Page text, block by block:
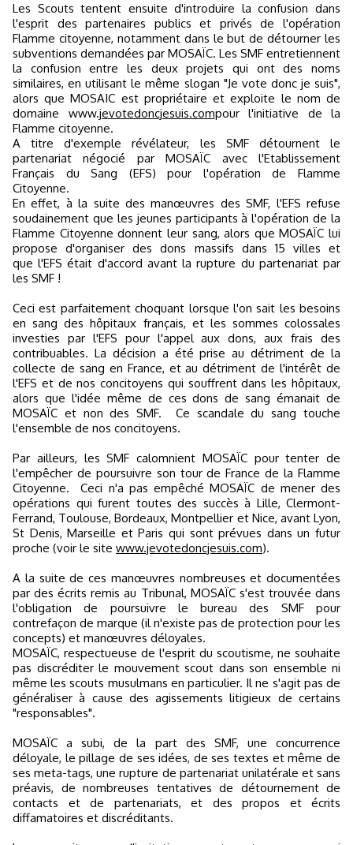
Les Scouts tentent ensuite d'introduire la confusion dans
l'esprit des partenaires publics et privés de l'opération
Flamme citoyenne, notamment dans le but de détourner les
subventions demandées par MOSAÏC. Les SMF entretiennent
la confusion entre les deux projets qui ont des noms
similaires, en utilisant le même slogan "Je vote donc je suis",
alors que MOSAIC est propriétaire et exploite le nom de
domaine www.jevotedoncjesuis.compour l'initiative de la
Flamme citoyenne.
A titre d'exemple révélateur, les SMF détournent le
partenariat négocié par MOSAÏC avec l'Etablissement
Français du Sang (EFS) pour l'opération de Flamme
Citoyenne.
En effet, à la suite des manœuvres des SMF, l'EFS refuse
soudainement que les jeunes participants à l'opération de la
Flamme Citoyenne donnent leur sang, alors que MOSAÏC lui
propose d'organiser des dons massifs dans 15 villes et
que l'EFS était d'accord avant la rupture du partenariat par
les SMF !
Ceci est parfaitement choquant lorsque l'on sait les besoins
en sang des hôpitaux français, et les sommes colossales
investies par l'EFS pour l'appel aux dons, aux frais des
contribuables. La décision a été prise au détriment de la
collecte de sang en France, et au détriment de l'intérêt de
l'EFS et de nos concitoyens qui souffrent dans les hôpitaux,
alors que l'idée même de ces dons de sang émanait de
MOSAÏC et non des SMF. Ce scandale du sang touche
l'ensemble de nos concitoyens.
Par ailleurs, les SMF calomnient MOSAÏC pour tenter de
l'empêcher de poursuivre son tour de France de la Flamme
Citoyenne. Ceci n'a pas empêché MOSAÏC de mener des
opérations qui furent toutes des succès à Lille, Clermont-
Ferrand, Toulouse, Bordeaux, Montpellier et Nice, avant Lyon,
St Denis, Marseille et Paris qui sont prévues dans un futur
proche (voir le site www.jevotedoncjesuis.com).
A la suite de ces manœuvres nombreuses et documentées
par des écrits remis au Tribunal, MOSAÏC s'est trouvée dans
l'obligation de poursuivre le bureau des SMF pour
contrefaçon de marque (il n'existe pas de protection pour les
concepts) et manœuvres déloyales.
MOSAÏC, respectueuse de l'esprit du scoutisme, ne souhaite
pas discréditer le mouvement scout dans son ensemble ni
même les scouts musulmans en particulier. Il ne s'agit pas de
généraliser à cause des agissements litigieux de certains
"responsables".
MOSAÏC a subi, de la part des SMF, une concurrence
déloyale, le pillage de ses idées, de ses textes et même de
ses meta-tags, une rupture de partenariat unilatérale et sans
préavis, de nombreuses tentatives de détournement de
contacts et de partenariats, et des propos et écrits
diffamatoires et discréditants.